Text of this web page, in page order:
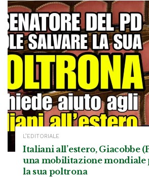
L’EDITORIALE
Italiani all’estero, Giacobbe
una mobilitazione mondiale
la sua poltrona